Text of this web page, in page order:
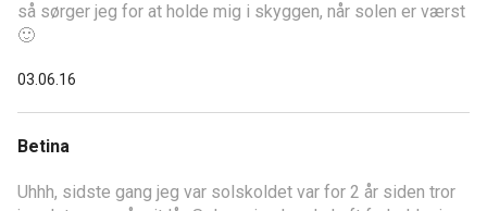
så sørger jeg for at holde mig i skyggen, når solen er værst
🙂
03.06.16
Betina
Uhhh, sidste gang jeg var solskoldet var for 2 år siden tror